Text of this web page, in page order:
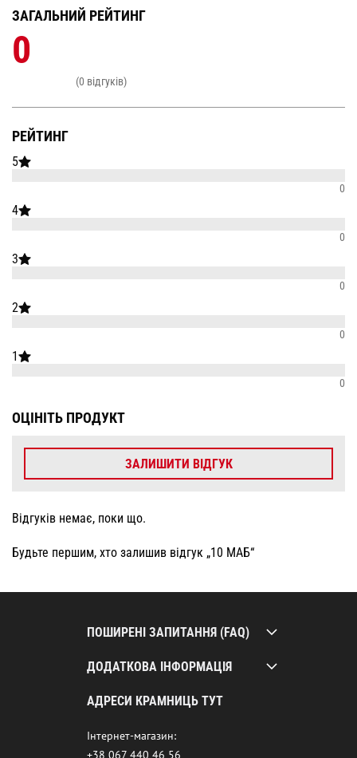
РЕЙТИНГ
5
0
4
0
3
0
2
0
1
0
ЗАГАЛЬНИЙ РЕЙТИНГ
0
(0 відгуків)
ОЦІНІТЬ ПРОДУКТ
ЗАЛИШИТИ ВІДГУК
Відгуків немає, поки що.
Будьте першим, хто залишив відгук „10 МАБ“
ПОШИРЕНІ ЗАПИТАННЯ (FAQ)
ДОДАТКОВА ІНФОРМАЦІЯ
АДРЕСИ КРАМНИЦЬ ТУТ
Інтернет-магазин:
+38 067 440 46 56